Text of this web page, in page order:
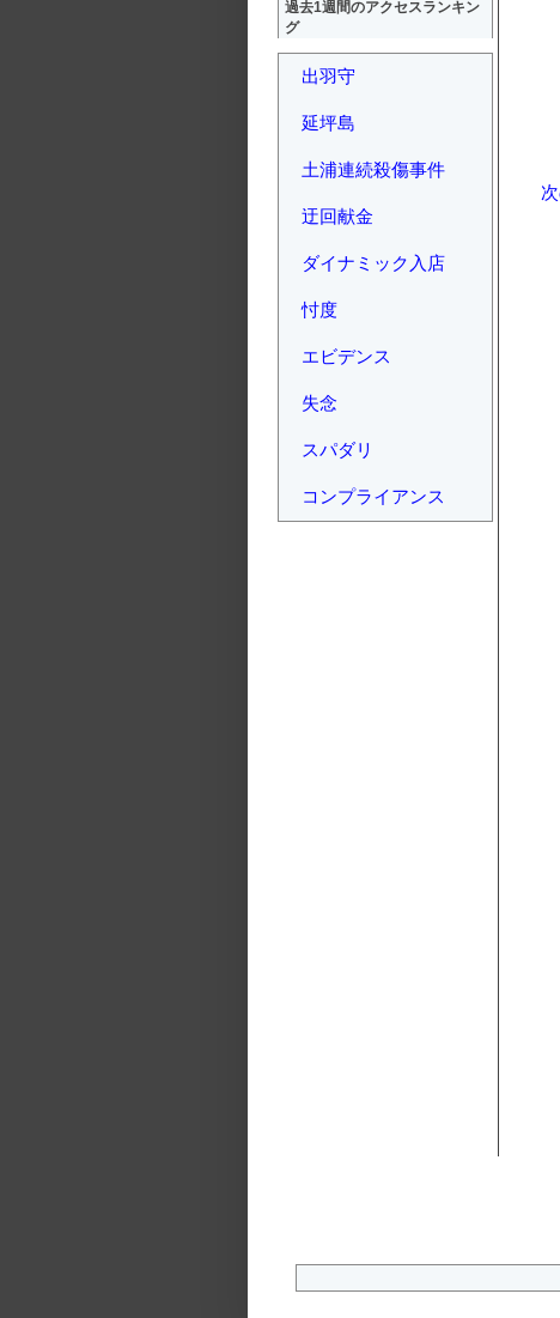
過去1週間のアクセスランキン
グ
出羽守
延坪島
土浦連続殺傷事件
迂回献金
ダイナミック入店
忖度
エビデンス
失念
スパダリ
コンプライアンス